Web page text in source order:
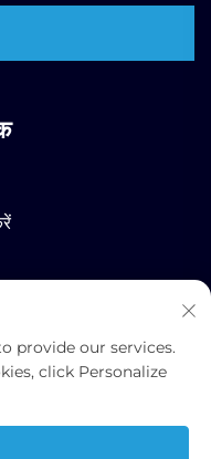
इंटरनेशनल बिजनेस कं.,
provide our services.
click Personalize